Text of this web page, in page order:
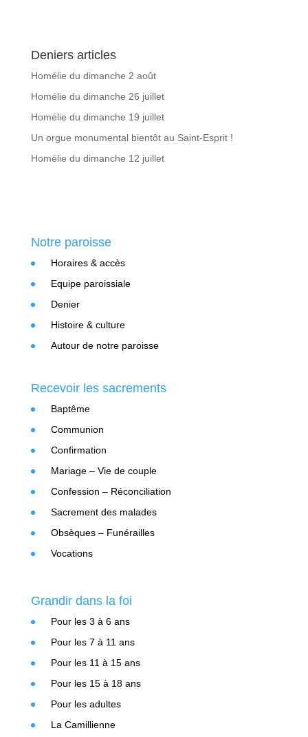
Deniers articles
Homélie du dimanche 2 août
Homélie du dimanche 26 juillet
Homélie du dimanche 19 juillet
Un orgue monumental bientôt au Saint-Esprit !
Homélie du dimanche 12 juillet
Notre paroisse
Horaires & accès
Equipe paroissiale
Denier
Histoire & culture
Autour de notre paroisse
Recevoir les sacrements
Baptême
Communion
Confirmation
Mariage – Vie de couple
Confession – Réconciliation
Sacrement des malades
Obsèques – Funérailles
Vocations
Grandir dans la foi
Pour les 3 à 6 ans
Pour les 7 à 11 ans
Pour les 11 à 15 ans
Pour les 15 à 18 ans
Pour les adultes
La Camillienne